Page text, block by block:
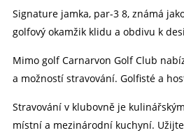
Signature jamka, par-3 8, známá
golfový okamžik klidu a obdivu k
Mimo golf Carnarvon Golf Club
a možností stravování. Golfisté a
Stravování v klubovně je
místní a mezinárodní kuchyní.